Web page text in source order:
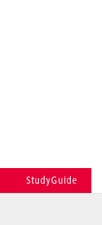
StudyGuide